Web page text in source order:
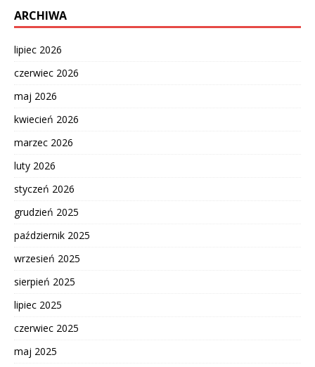
ARCHIWA
lipiec 2026
czerwiec 2026
maj 2026
kwiecień 2026
marzec 2026
luty 2026
styczeń 2026
grudzień 2025
październik 2025
wrzesień 2025
sierpień 2025
lipiec 2025
czerwiec 2025
maj 2025